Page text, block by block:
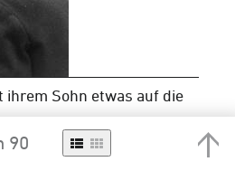
ihrem Sohn etwas auf die
90